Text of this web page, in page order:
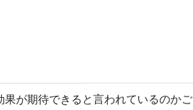
が期待できると言われているのかご